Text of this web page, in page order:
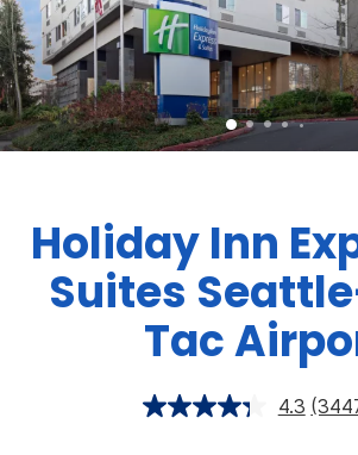
Holiday Inn
Suites
Tac
4.3